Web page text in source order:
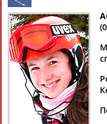
Найдено: 13181
Аслаудин
АБАЕВ
Елена